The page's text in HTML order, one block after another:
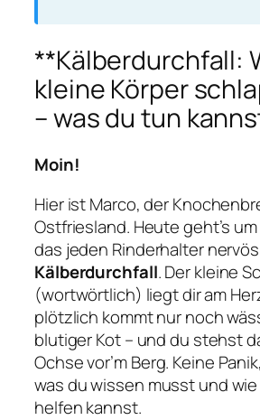
**Kälberdurchfall:
kleine Körper
– was du tun
Moin!
Hier ist Marco, der
Ostfriesland. Heute geht’s
das jeden Rinderhalter
Kälberdurchfall. Der kleine
(wortwörtlich) liegt dir am
plötzlich kommt nur noch
blutiger Kot – und du stehst
Ochse vor’m Berg. Keine
was du wissen musst und
helfen kannst.